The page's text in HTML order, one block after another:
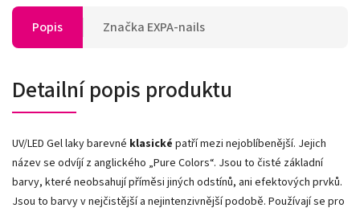
Popis Značka EXPA-nails
Detailní popis produktu
UV/LED Gel laky barevné klasické patří mezi nejoblíbenější. Jejich
název se odvíjí z anglického „Pure Colors“. Jsou to čisté základní
barvy, které neobsahují příměsi jiných odstínů, ani efektových prvků.
Jsou to barvy v nejčistější a nejintenzivnější podobě. Používají se pro